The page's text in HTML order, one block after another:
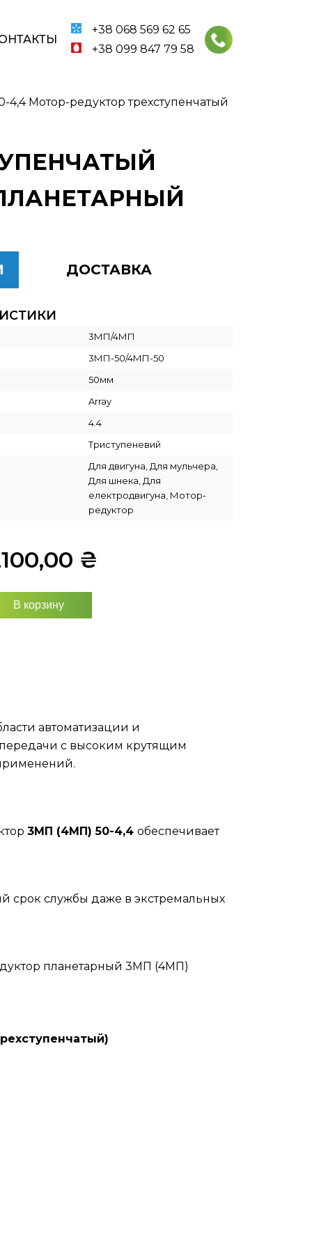
+38 068 569 62 65
+38 099 847 79 58
4,4 Мотор-редуктор трехступенчатый
ДОСТАВКА
3МП/4МП
3МП-50/4МП-50
50мм
Array
4.4
Триступеневий
Для двигуна, Для мульчера,
Для шнека, Для
електродвигуна, Мотор-
редуктор
₴
В корзину
автоматизации и
с высоким крутящим
3МП (4МП) 50-4,4 обеспечивает
срок службы даже в экстремальных
планетарный 3МП (4МП)